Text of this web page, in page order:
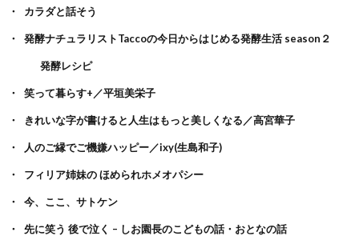
カラダと話そう
発酵ナチュラリストTaccoの今日からはじめる発酵生活 season２
発酵レシピ
笑って暮らす+／平垣美栄子
きれいな字が書けると人生はもっと美しくなる／高宮華子
人のご縁でご機嫌ハッピー／ixy(生島和子)
フィリア姉妹の ほめられホメオパシー
今、ここ、サトケン
先に笑う 後で泣く – しお園長のこどもの話・おとなの話